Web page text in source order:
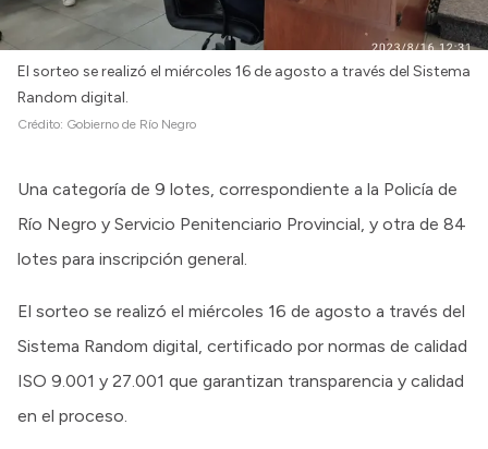
El sorteo se realizó el miércoles 16 de agosto a través del Sistema
Random digital.
Crédito: Gobierno de Río Negro
Una categoría de 9 lotes, correspondiente a la Policía de
Río Negro y Servicio Penitenciario Provincial, y otra de 84
lotes para inscripción general.
El sorteo se realizó el miércoles 16 de agosto a través del
Sistema Random digital, certificado por normas de calidad
ISO 9.001 y 27.001 que garantizan transparencia y calidad
en el proceso.